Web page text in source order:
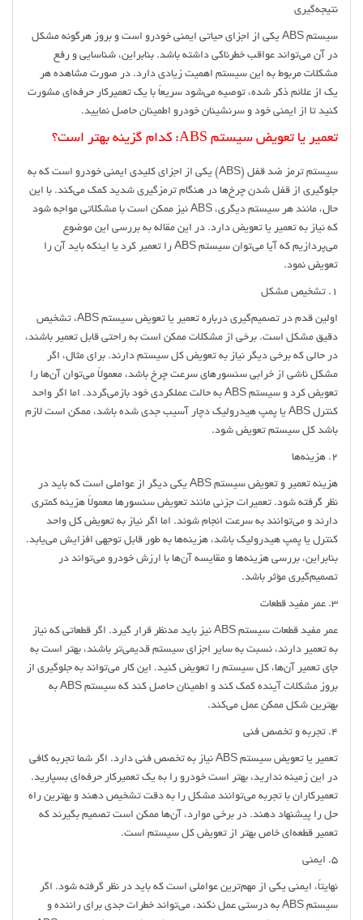
نتیجه‌گیری
سیستم ABS یکی از اجزای حیاتی ایمنی خودرو است و بروز هرگونه مشکل
در آن می‌تواند عواقب خطرناکی داشته باشد. بنابراین، شناسایی و رفع
مشکلات مربوط به این سیستم اهمیت زیادی دارد. در صورت مشاهده هر
یک از علائم ذکر شده، توصیه می‌شود سریعاً با یک تعمیرکار حرفه‌ای مشورت
کنید تا از ایمنی خود و سرنشینان خودرو اطمینان حاصل نمایید.
تعمیر یا تعویض سیستم ABS: کدام گزینه بهتر است؟
سیستم ترمز ضد قفل (ABS) یکی از اجزای کلیدی ایمنی خودرو است که به
جلوگیری از قفل شدن چرخ‌ها در هنگام ترمزگیری شدید کمک می‌کند. با این
حال، مانند هر سیستم دیگری، ABS نیز ممکن است با مشکلاتی مواجه شود
که نیاز به تعمیر یا تعویض دارد. در این مقاله به بررسی این موضوع
می‌پردازیم که آیا می‌توان سیستم ABS را تعمیر کرد یا اینکه باید آن را
تعویض نمود.
1. تشخیص مشکل
اولین قدم در تصمیم‌گیری درباره تعمیر یا تعویض سیستم ABS، تشخیص
دقیق مشکل است. برخی از مشکلات ممکن است به راحتی قابل تعمیر باشند،
در حالی که برخی دیگر نیاز به تعویض کل سیستم دارند. برای مثال، اگر
مشکل ناشی از خرابی سنسورهای سرعت چرخ باشد، معمولاً می‌توان آن‌ها را
تعویض کرد و سیستم ABS به حالت عملکردی خود بازمی‌گردد. اما اگر واحد
کنترل ABS یا پمپ هیدرولیک دچار آسیب جدی شده باشد، ممکن است لازم
باشد کل سیستم تعویض شود.
2. هزینه‌ها
هزینه تعمیر و تعویض سیستم ABS یکی دیگر از عواملی است که باید در
نظر گرفته شود. تعمیرات جزئی مانند تعویض سنسورها معمولاً هزینه کمتری
دارند و می‌توانند به سرعت انجام شوند. اما اگر نیاز به تعویض کل واحد
کنترل یا پمپ هیدرولیک باشد، هزینه‌ها به طور قابل توجهی افزایش می‌یابد.
بنابراین، بررسی هزینه‌ها و مقایسه آن‌ها با ارزش خودرو می‌تواند در
تصمیم‌گیری مؤثر باشد.
3. عمر مفید قطعات
عمر مفید قطعات سیستم ABS نیز باید مدنظر قرار گیرد. اگر قطعاتی که نیاز
به تعمیر دارند، نسبت به سایر اجزای سیستم قدیمی‌تر باشند، بهتر است به
جای تعمیر آن‌ها، کل سیستم را تعویض کنید. این کار می‌تواند به جلوگیری از
بروز مشکلات آینده کمک کند و اطمینان حاصل کند که سیستم ABS به
بهترین شکل ممکن عمل می‌کند.
4. تجربه و تخصص فنی
تعمیر یا تعویض سیستم ABS نیاز به تخصص فنی دارد. اگر شما تجربه کافی
در این زمینه ندارید، بهتر است خودرو را به یک تعمیرکار حرفه‌ای بسپارید.
تعمیرکاران با تجربه می‌توانند مشکل را به دقت تشخیص دهند و بهترین راه
حل را پیشنهاد دهند. در برخی موارد، آن‌ها ممکن است تصمیم بگیرند که
تعمیر قطعه‌ای خاص بهتر از تعویض کل سیستم است.
5. ایمنی
نهایتاً، ایمنی یکی از مهم‌ترین عواملی است که باید در نظر گرفته شود. اگر
سیستم ABS به درستی عمل نکند، می‌تواند خطرات جدی برای راننده و